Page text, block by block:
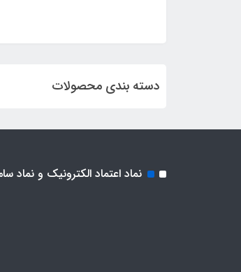
دسته بندی محصولات
نماد اعتماد الکترونیک و نماد